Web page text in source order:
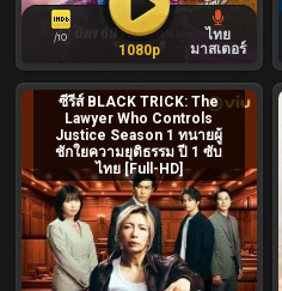
/10
ไทย
มาสเตอร์
1080p
ซีรีส์ BLACK TRICK: The
Lawyer Who Controls
Justice Season 1 ทนายผู้
ชักใยความยุติธรรม ปี 1 ซับ
ไทย [Full-HD]